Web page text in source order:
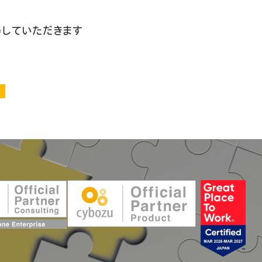
ていただきます